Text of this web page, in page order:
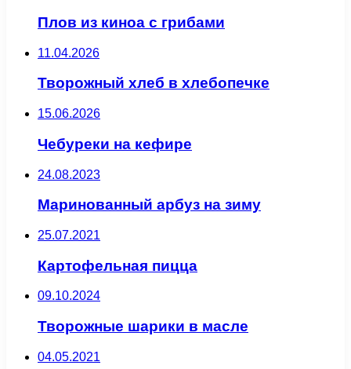
Плов из киноа с грибами
11.04.2026
Творожный хлеб в хлебопечке
15.06.2026
Чебуреки на кефире
24.08.2023
Маринованный арбуз на зиму
25.07.2021
Картофельная пицца
09.10.2024
Творожные шарики в масле
04.05.2021